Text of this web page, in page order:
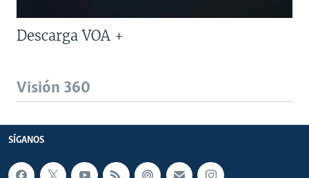
Descarga VOA +
Visión 360
SÍGANOS